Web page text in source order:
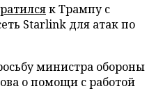
к Трампу с
Starlink для атак по
министра обороны
о помощи с работой